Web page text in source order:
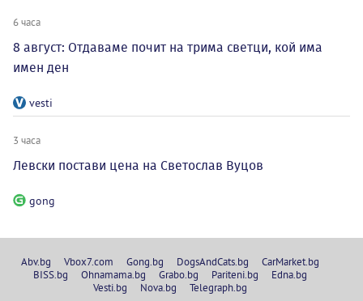
6 часа
8 август: Отдаваме почит на трима светци, кой има
имен ден
vesti
3 часа
Левски постави цена на Светослав Вуцов
gong
Abv.bg Vbox7.com Gong.bg DogsAndCats.bg
CarMarket.bg
BISS.bg
Ohnamama.bg Grabo.bg Pariteni.bg
Edna.bg
Vesti.bg
Nova.bg Telegraph.bg